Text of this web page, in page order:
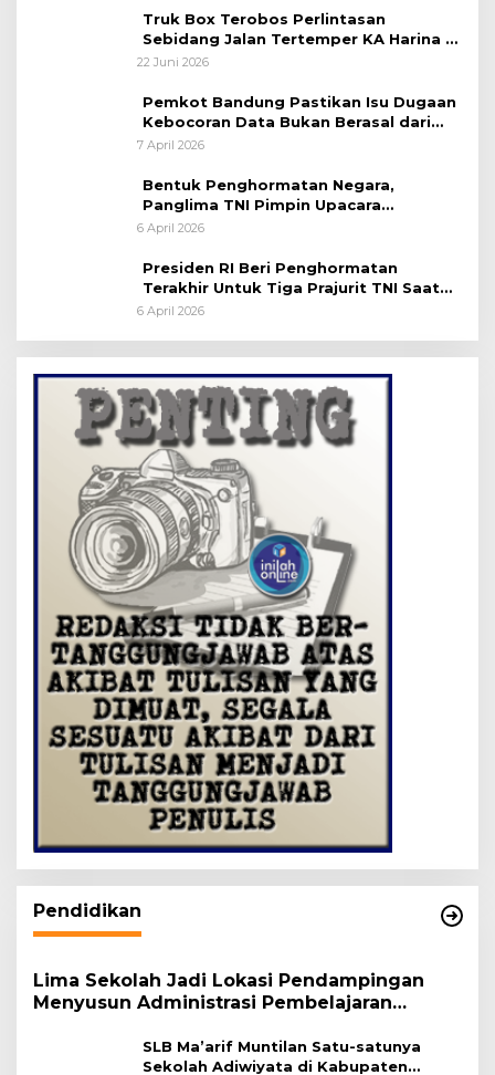
Truk Box Terobos Perlintasan
Sebidang Jalan Tertemper KA Harina di
Jalan Stasiun Poncol-Jrakah Semarang
22 Juni 2026
Pemkot Bandung Pastikan Isu Dugaan
Kebocoran Data Bukan Berasal dari
Server Disdukcapil
7 April 2026
Bentuk Penghormatan Negara,
Panglima TNI Pimpin Upacara
Pemakaman Militer
6 April 2026
Presiden RI Beri Penghormatan
Terakhir Untuk Tiga Prajurit TNI Saat
Persemayaman di Bandara Soekarno-
6 April 2026
Pendidikan
Lima Sekolah Jadi Lokasi Pendampingan
Menyusun Administrasi Pembelajaran
SLB Ma’arif Muntilan Satu-satunya
Sekolah Adiwiyata di Kabupaten